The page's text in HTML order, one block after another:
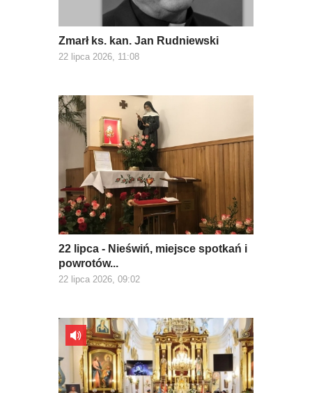
Zmarł ks. kan. Jan Rudniewski
22 lipca 2026, 11:08
22 lipca - Nieświń, miejsce spotkań i
powrotów...
22 lipca 2026, 09:02